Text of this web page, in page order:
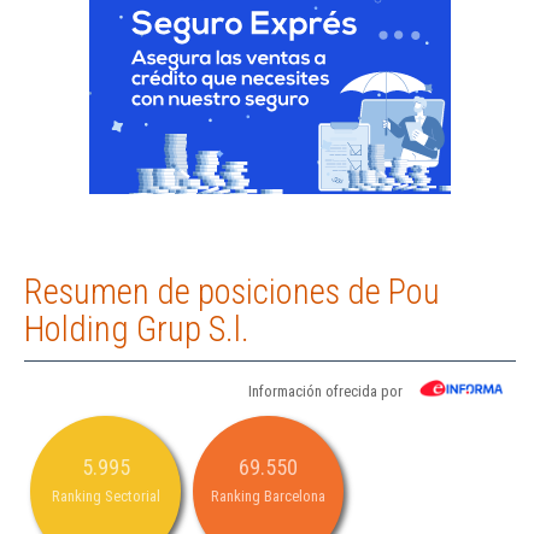
Resumen de posiciones de Pou
Holding Grup S.l.
Información ofrecida por
5.995
Ranking Sectorial
69.550
Ranking Barcelona